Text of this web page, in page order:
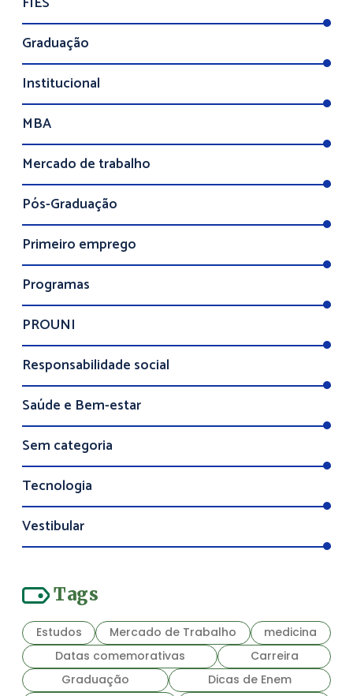
Graduação
Institucional
MBA
Mercado de trabalho
Pós-Graduação
Primeiro emprego
Programas
PROUNI
Responsabilidade social
Saúde e Bem-estar
Sem categoria
Tecnologia
Vestibular
Tags
Estudos Mercado de Trabalho
medicina
Datas comemorativas
Carreira
Graduação
Dicas de Enem